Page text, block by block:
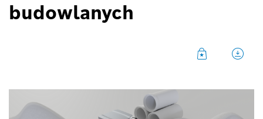
budowlanych